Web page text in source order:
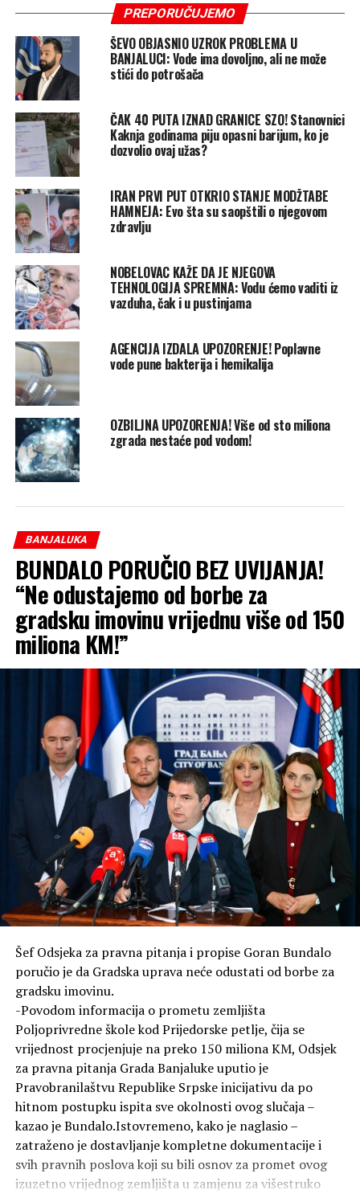
PREPORUČUJEMO
ŠEVO OBJASNIO UZROK PROBLEMA U
BANJALUCI: Vode ima dovoljno, ali ne može
stići do potrošača
ČAK 40 PUTA IZNAD GRANICE SZO! Stanovnici
Kaknja godinama piju opasni barijum, ko je
dozvolio ovaj užas?
IRAN PRVI PUT OTKRIO STANJE MODŽTABE
HAMNEJA: Evo šta su saopštili o njegovom
zdravlju
NOBELOVAC KAŽE DA JE NJEGOVA
TEHNOLOGIJA SPREMNA: Vodu ćemo vaditi iz
vazduha, čak i u pustinjama
AGENCIJA IZDALA UPOZORENJE! Poplavne
vode pune bakterija i hemikalija
OZBILJNA UPOZORENJA! Više od sto miliona
zgrada nestaće pod vodom!
BANJALUKA
BUNDALO PORUČIO BEZ UVIJANJA!
“Ne odustajemo od borbe za
gradsku imovinu vrijednu više od 150
miliona KM!”
Šef Odsjeka za pravna pitanja i propise Goran Bundalo
poručio je da Gradska uprava neće odustati od borbe za
gradsku imovinu.
-Povodom informacija o prometu zemljišta
Poljoprivredne škole kod Prijedorske petlje, čija se
vrijednost procjenjuje na preko 150 miliona KM, Odsjek
za pravna pitanja Grada Banjaluke uputio je
Pravobranilaštvu Republike Srpske inicijativu da po
hitnom postupku ispita sve okolnosti ovog slučaja –
kazao je Bundalo.Istovremeno, kako je naglasio –
zatraženo je dostavljanje kompletne dokumentacije i
svih pravnih poslova koji su bili osnov za promet ovog
izuzetno vrijednog zemljišta u zamjenu za višestruko